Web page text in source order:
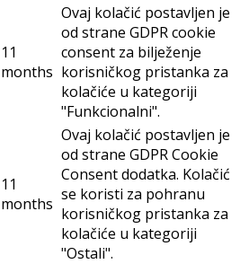
11
months
Ovaj kolačić postavljen je
od strane GDPR cookie
consent za bilježenje
korisničkog pristanka za
kolačiće u kategoriji
"Funkcionalni".
11
months
Ovaj kolačić postavljen je
od strane GDPR Cookie
Consent dodatka. Kolačić
se koristi za pohranu
korisničkog pristanka za
kolačiće u kategoriji
"Ostali".